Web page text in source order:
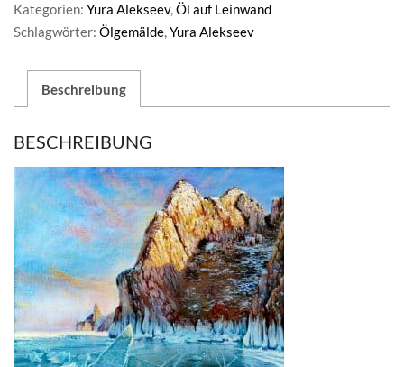
Menge
Kategorien: Yura Alekseev,Öl auf Leinwand
Schlagwörter: Ölgemälde,Yura Alekseev
Beschreibung
BESCHREIBUNG